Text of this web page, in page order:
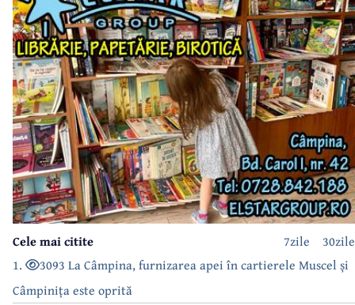
30zile
7zile
Cele mai citite
1.
3093 La Câmpina, furnizarea apei în cartierele Muscel și
Câmpinița este oprită